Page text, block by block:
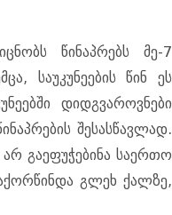
წინაპრებს მე-7
საუკუნეების წინ ეს
დიდგვაროვნები
შესასწავლად.
გაეფუჭებინა საერთო
გლეხ ქალზე,